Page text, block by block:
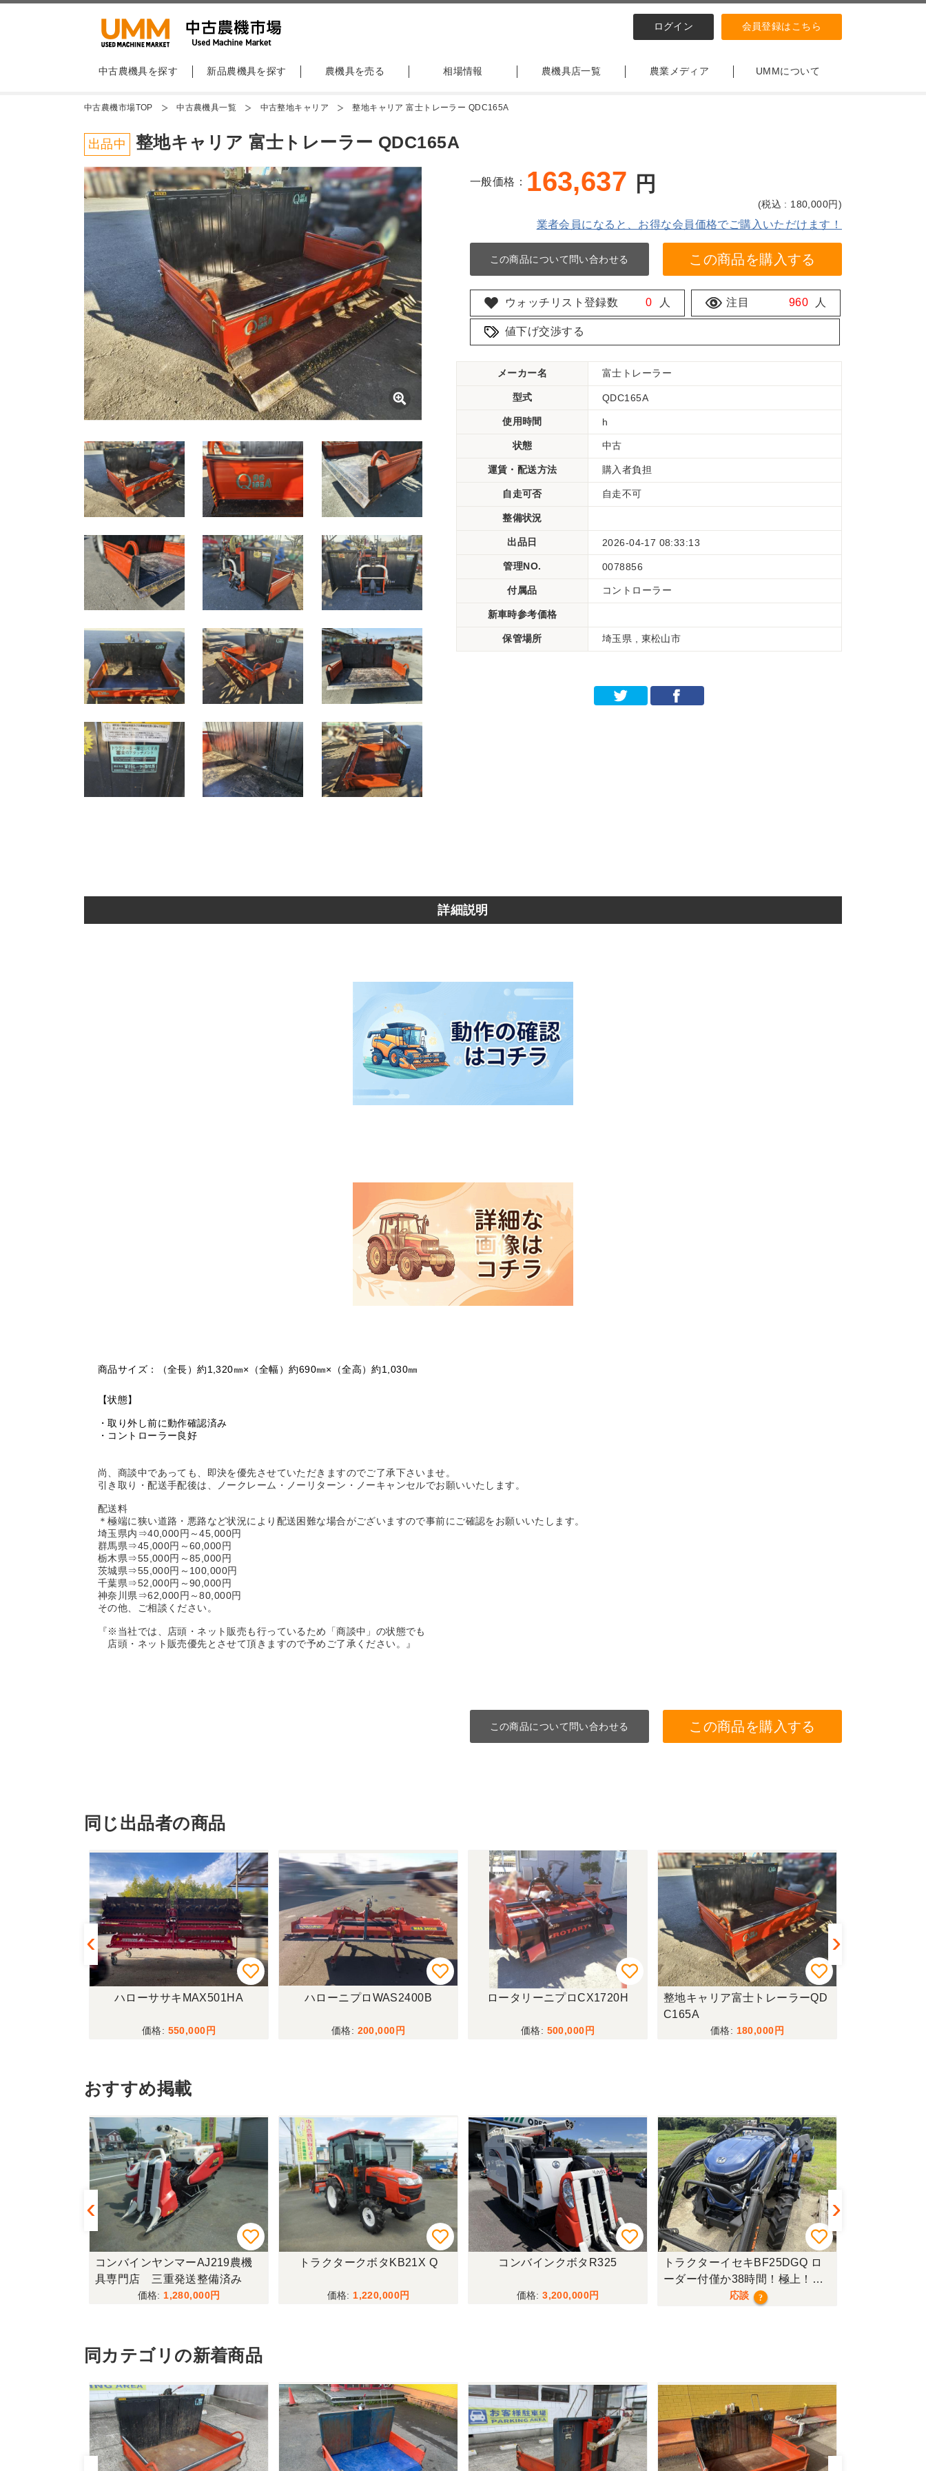
ログイン 会員登録はこちら
中古農機具を探す 新品農機具を探す 農機具を売る 相場情報 農機具店一覧 農業メディア UMMについて
中古農機市場TOP 中古農機具一覧 中古整地キャリア 整地キャリア 富士トレーラー QDC165A
出品中 整地キャリア 富士トレーラー QDC165A
一般価格： 163,637 円
(税込 : 180,000円)
業者会員になると、お得な会員価格でご購入いただけます！
この商品について問い合わせる この商品を購入する
ウォッチリスト登録数 0 人 注目 960 人
値下げ交渉する
メーカー名 富士トレーラー
型式 QDC165A
使用時間 h
状態 中古
運賃・配送方法 購入者負担
自走可否 自走不可
整備状況
出品日 2026-04-17 08:33:13
管理NO. 0078856
付属品 コントローラー
新車時参考価格
保管場所 埼玉県 , 東松山市
詳細説明
商品サイズ： （全長）約1,320㎜×（全幅）約690㎜×（全高）約1,030㎜
【状態】
・取り外し前に動作確認済み
・コントローラー良好
尚、商談中であっても、即決を優先させていただきますのでご了承下さいませ。
引き取り・配送手配後は、ノークレーム・ノーリターン・ノーキャンセルでお願いいたします。
配送料
＊極端に狭い道路・悪路など状況により配送困難な場合がございますので事前にご確認をお願いいたします。
埼玉県内⇒40,000円～45,000円
群馬県⇒45,000円～60,000円
栃木県⇒55,000円～85,000円
茨城県⇒55,000円～100,000円
千葉県⇒52,000円～90,000円
神奈川県⇒62,000円～80,000円
その他、ご相談ください。
『※当社では、店頭・ネット販売も行っているため「商談中」の状態でも
店頭・ネット販売優先とさせて頂きますので予めご了承ください。』
この商品について問い合わせる この商品を購入する
同じ出品者の商品
ハローササキMAX501HA
550,000
ハローニプロWAS2400B
200,000
ロータリーニプロCX1720H
500,000
整地キャリア富士トレーラーQD
C165A
180,000
おすすめ掲載
コンバインヤンマーAJ219農機
具専門店 三重発送整備済み
1,280,000
トラクタークボタKB21X Q
1,220,000
コンバインクボタR325
3,200,000
トラクターイセキBF25DGQ ロ
ーダー付僅か38時間！極上！現
応談 ?
同カテゴリの新着商品